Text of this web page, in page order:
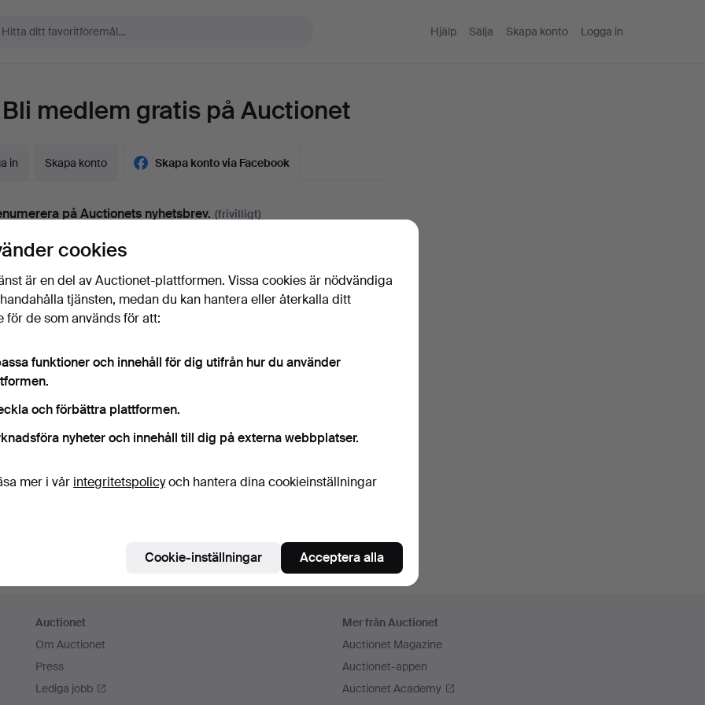
Hjälp Sälja Skapa konto Logga in
Bli medlem gratis på Auctionet
in Skapa konto Skapa konto via Facebook
på Auctionets nyhetsbrev. (frivilligt)
experttips, utvalda föremål och inspiration. Om du ångrar dig kan du enkelt
är över 18 år och jag godkänneranvändarvillkoren,köpvillkoren
att jag har tagit del av integritetspolicyn .
Fortsätt med Facebook
För att kunna gå vidare måste du godkänna villkoren.
Auctionet
Om Auctionet
Press
Lediga jobb
Mer från Auctionet
Auctionet Magazine
Auctionet-appen
Auctionet Academy
cookies
är en del av Auctionet-plattformen. Vissa cookies är nödvändiga
tjänsten, medan du kan hantera eller återkalla ditt
för de som används för att:
funktioner och innehåll för dig utifrån hur du använder
och förbättra plattformen.
nyheter och innehåll till dig på externa webbplatser.
mer i vår integritetspolicyoch hantera dina cookieinställningar
Cookie-inställningar Acceptera alla